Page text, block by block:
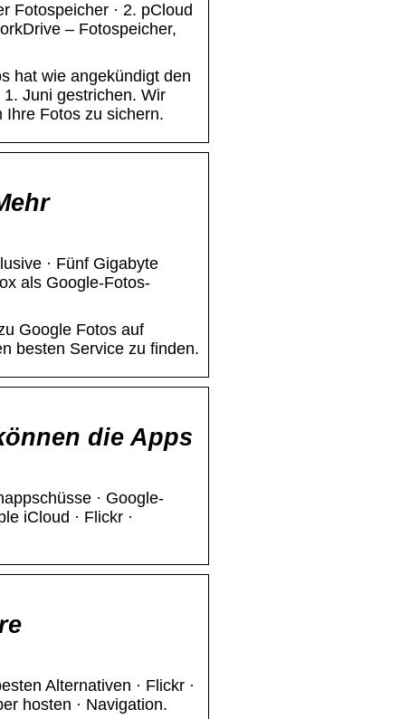
Fotospeicher · 2. pCloud
– Fotospeicher,
hat wie angekündigt den
Juni gestrichen. Wir
Ihre Fotos zu sichern.
· Fünf Gigabyte
als Google-Fotos-
Google Fotos auf
besten Service zu finden.
die Apps
· Google-
iCloud · Flickr ·
Alternativen · Flickr ·
hosten · Navigation.